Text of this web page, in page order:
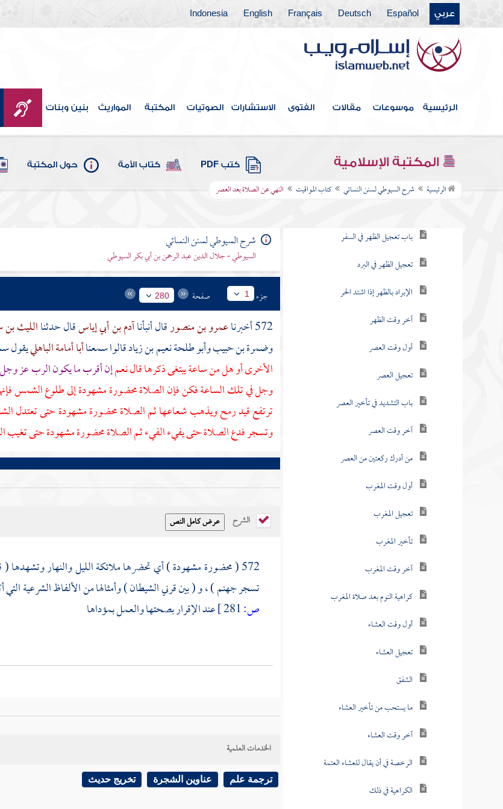
عربي Español
Deutsch
Français
English
Indonesia
الرئيسية موسوعات مقالات الفتوى الاستشارات الصوتيات المكتبة المواريث بنين وبنات
المكتبة الإسلامية كتب PDF كتاب الأمة حول المكتبة
الرئيسية شرح السيوطي لسنن النسائي كتاب المواقيت النهي عن الصلاة بعد العصر
فهرس الكتاب
كتاب الطهارة
كتاب المياه
كتاب الحيض والاستحاضة
كتاب الغسل والتيمم
كتاب الصلاة
كتاب المواقيت
باب تعجيل الظهر في السفر
تعجيل الظهر في البرد
الإبراد بالظهر إذا اشتد الحر
آخر وقت الظهر
أول وقت العصر
تعجيل العصر
باب التشديد في تأخير العصر
آخر وقت العصر
من أدرك ركعتين من العصر
أول وقت المغرب
تعجيل المغرب
تأخير المغرب
آخر وقت المغرب
كراهية النوم بعد صلاة المغرب
أول وقت العشاء
تعجيل العشاء
الشفق
ما يستحب من تأخير العشاء
آخر وقت العشاء
الرخصة في أن يقال للعشاء العتمة
الكراهية في ذلك
شرح السيوطي لسنن النسائي
السيوطي - جلال الدين عبد الرحمن بن أبي بكر السيوطي
جزء 1 صفحة 280
572 أخبرنا عمرو بن منصورقال أنبأناآدم بن أبي إياسقال حدثناالليث
وضمرة بن حبيبوأبو طلحة نعيم بن زيادقالوا سمعناأبا أمامة الباهلييقول
الأخرى أو هل من ساعة يبتغى ذكرها قال نعمإن أقرب ما يكون الرب عز
وجل في تلك الساعة فكن فإن الصلاة محضورة مشهودة إلى طلوع الشمس
ترتفع قيد رمح ويذهب شعاعها ثم الصلاة محضورة مشهودة حتى تعتدل
وتسجر فدع الصلاة حتى يفيء الفيء ثم الصلاة محضورة مشهودة حتى تغيب
الشرح
572 ( محضورة مشهودة ) أي تحضرها ملائكة الليل والنهار وتشهدها ( قيد رمح ) أي قدره ( وتسجر ) أي توقد ، قال
تسجر جهنم ) ، و ( بين قرني الشيطان ) وأمثالها من الألفاظ الشرعية التي
ص:
عند الإقرار بصحتها والعمـل بمؤداها
الخدمات العلمية
ترجمة علم عناوين الشجرة تخريج حديث